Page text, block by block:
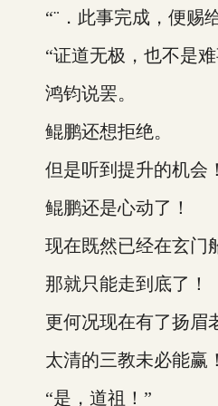
“¨．此事完成，便赐
“证道无极，也不是难
鸿钧说罢。
鲲鹏还想拒绝。
但是听到提升的机会！
鲲鹏还是心动了！
现在既然已经在玄门
那就只能走到底了！
更何况现在有了扬眉老
太清的三教未必能赢！
“是，道祖！”